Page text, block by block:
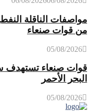
مواصفات الناقلة
من قوات صنعاء
05/08/2026
قوات صنعاء تستهدف
البحر الأحمر
05/08/2026